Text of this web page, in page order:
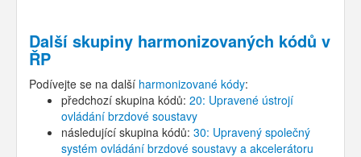
Další skupiny harmonizovaných kódů v
ŘP
Podívejte se na další harmonizované kódy:
předchozí skupina kódů: 20: Upravené ústrojí
ovládání brzdové soustavy
následující skupina kódů: 30: Upravený společný
systém ovládání brzdové soustavy a akcelerátoru